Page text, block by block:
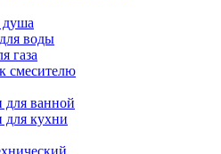
душа
воды
газа
смесителю
для ванной
для кухни